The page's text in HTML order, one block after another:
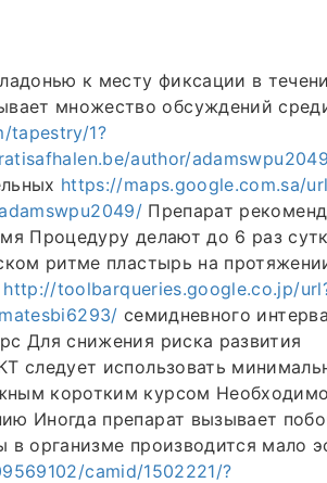
к месту фиксации в
множество обсуждений
tapestry/1?
author/
https://maps.google.com.sa/
Препарат
Процедуру делают до 6 раз
ритме пластырь на
http://toolbarqueries.google.co.jp/
семидневного
Для снижения риска развития
следует использовать
коротким курсом Необходимо
Иногда препарат вызывает
организме производится мало
camid/1502221/?